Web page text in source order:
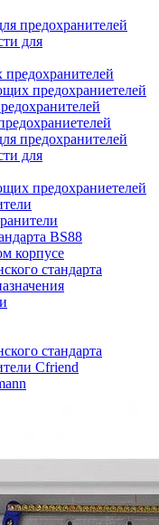
предохранителей
для
предохраниетелей
предохранителей
для
предохраниетелей
BS88
корпусе
стандарта
стандарта
Cfriend